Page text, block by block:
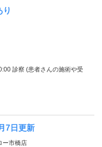
り
診察 (患者さんの施術や受
7日更新
ー市橋店